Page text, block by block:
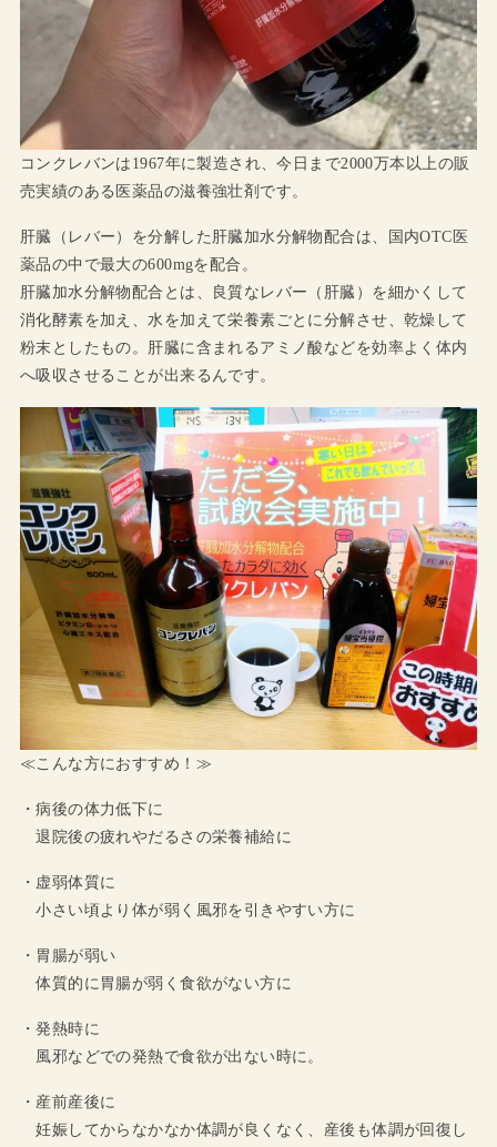
コンクレバンは1967年に製造され、今日まで2000万本以上の販
売実績のある医薬品の滋養強壮剤です。
肝臓（レバー）を分解した肝臓加水分解物配合は、国内OTC医
薬品の中で最大の600mgを配合。
肝臓加水分解物配合とは、良質なレバー（肝臓）を細かくして
消化酵素を加え、水を加えて栄養素ごとに分解させ、乾燥して
粉末としたもの。肝臓に含まれるアミノ酸などを効率よく体内
へ吸収させることが出来るんです。
≪こんな方におすすめ！≫
・病後の体力低下に
退院後の疲れやだるさの栄養補給に
・虚弱体質に
小さい頃より体が弱く風邪を引きやすい方に
・胃腸が弱い
体質的に胃腸が弱く食欲がない方に
・発熱時に
風邪などでの発熱で食欲が出ない時に。
・産前産後に
妊娠してからなかなか体調が良くなく、産後も体調が回復し